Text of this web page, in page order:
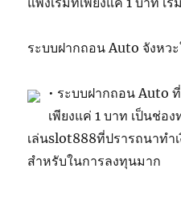
ระบบฝากถอน Auto จังหว
• ระบบฝากถอน Auto
เพียงแค่ 1 บาท เป็นช่อ
เล่นslot888ที่ปรารถนาทำ
สำหรับในการลงทุนมาก